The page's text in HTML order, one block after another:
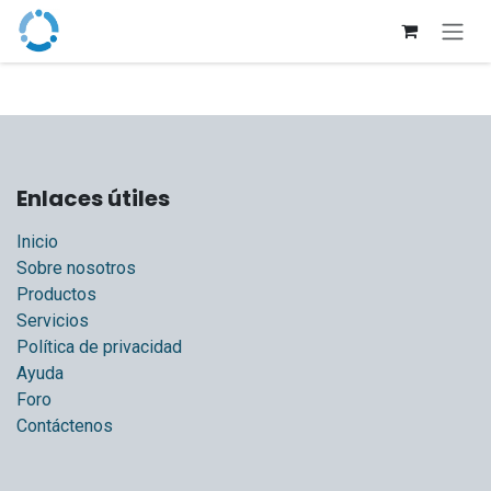
Ir al contenido
Enlaces útiles
Inicio
Sobre nosotros
Productos
Servicios
Política de privacidad
Ayuda
Foro
Contáctenos